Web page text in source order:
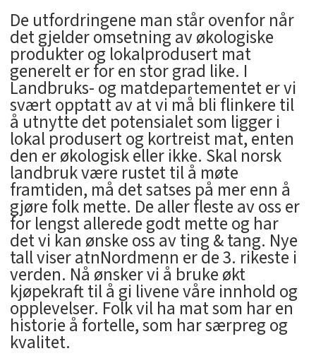
De utfordringene man står ovenfor når
det gjelder omsetning av økologiske
produkter og lokalprodusert mat
generelt er for en stor grad like. I
Landbruks- og matdepartementet er vi
svært opptatt av at vi må bli flinkere til
å utnytte det potensialet som ligger i
lokal produsert og kortreist mat, enten
den er økologisk eller ikke. Skal norsk
landbruk være rustet til å møte
framtiden, må det satses på mer enn å
gjøre folk mette. De aller fleste av oss er
for lengst allerede godt mette og har
det vi kan ønske oss av ting & tang. Nye
tall viser atnNordmenn er de 3. rikeste i
verden. Nå ønsker vi å bruke økt
kjøpekraft til å gi livene våre innhold og
opplevelser. Folk vil ha mat som har en
historie å fortelle, som har særpreg og
kvalitet.